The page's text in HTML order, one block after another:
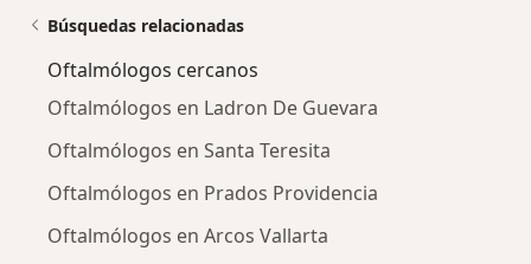
Búsquedas relacionadas
Oftalmólogos cercanos
Oftalmólogos en Ladron De Guevara
Oftalmólogos en Santa Teresita
Oftalmólogos en Prados Providencia
Oftalmólogos en Arcos Vallarta